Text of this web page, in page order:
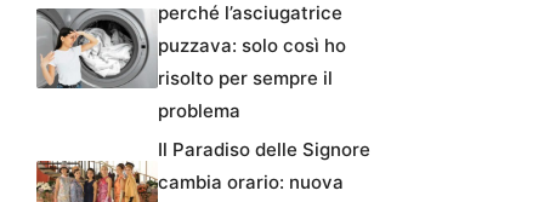
perché l’asciugatrice
puzzava: solo così ho
risolto per sempre il
problema
Il Paradiso delle Signore
cambia orario: nuova